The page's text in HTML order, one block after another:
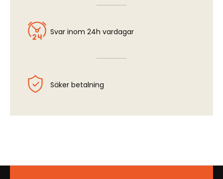
Svar inom 24h vardagar
Säker betalning